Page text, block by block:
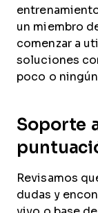
un miembro
comenzar a
soluciones
poco o
Soporte
Revisamos
dudas y